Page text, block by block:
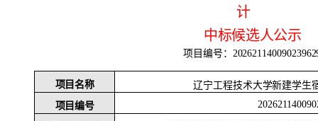
计
中标候选人公示
项目编号：
项目名称
辽宁工程技术大学新建学生
项目编号